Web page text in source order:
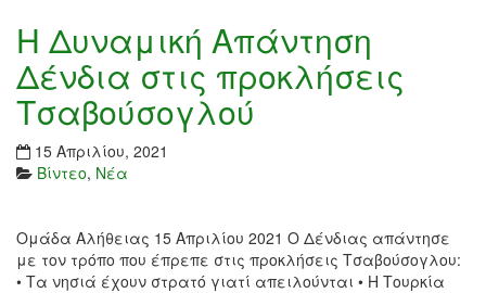
Η Δυναμική Απάντηση
Δένδια στις προκλήσεις
Τσαβούσογλού
15 Απριλίου, 2021
Βίντεο, Νέα
Ομάδα Αλήθειας 15 Απριλίου 2021 Ο Δένδιας απάντησε
με τον τρόπο που έπρεπε στις προκλήσεις Τσαβούσογλου:
• Τα νησιά έχουν στρατό γιατί απειλούνται • Η Τουρκία